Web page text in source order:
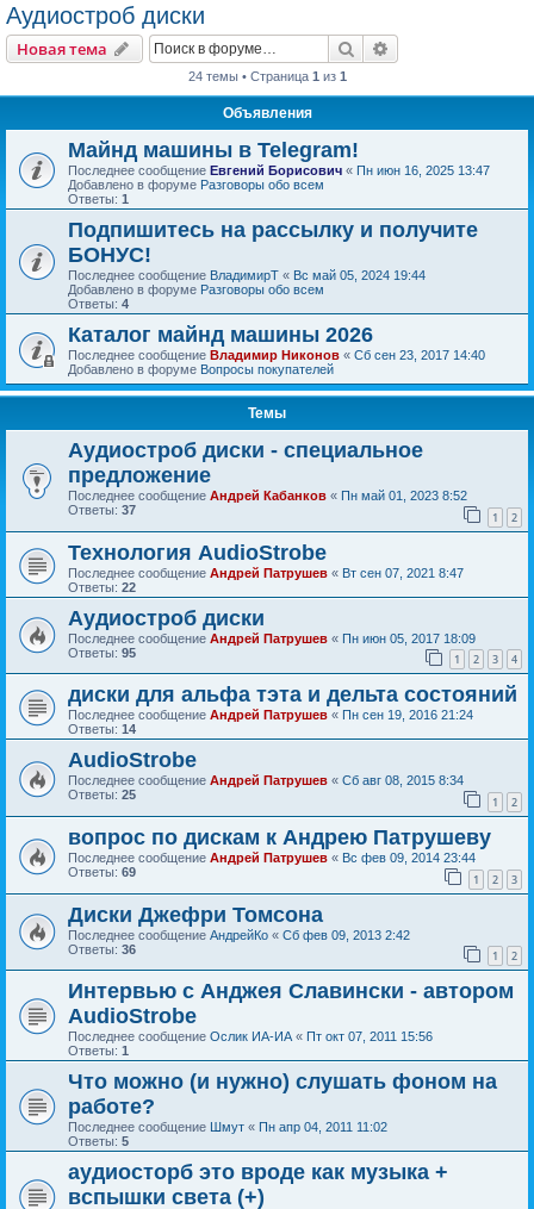
Аудиостроб диски
Новая тема Поиск
24 темы • Страница 1 из 1
Объявления
Майнд машины в Telegram!
Последнее сообщение Евгений Борисович « Пн июн 16, 2025 13:47
Добавлено в форуме Разговоры обо всем
Ответы: 1
Подпишитесь на рассылку и получите
БОНУС!
Последнее сообщение ВладимирТ « Вс май 05, 2024 19:44
Добавлено в форуме Разговоры обо всем
Ответы: 4
Каталог майнд машины 2026
Последнее сообщение Владимир Никонов « Сб сен 23, 2017 14:40
Добавлено в форуме Вопросы покупателей
Темы
Аудиостроб диски - специальное
предложение
Последнее сообщение Андрей Кабанков « Пн май 01, 2023 8:52
Ответы: 37 1 2
Технология AudioStrobe
Последнее сообщение Андрей Патрушев « Вт сен 07, 2021 8:47
Ответы: 22
Аудиостроб диски
Последнее сообщение Андрей Патрушев « Пн июн 05, 2017 18:09
Ответы: 95 1 2 3 4
диски для альфа тэта и дельта состояний
Последнее сообщение Андрей Патрушев « Пн сен 19, 2016 21:24
Ответы: 14
AudioStrobe
Последнее сообщение Андрей Патрушев « Сб авг 08, 2015 8:34
Ответы: 25 1 2
вопрос по дискам к Андрею Патрушеву
Последнее сообщение Андрей Патрушев « Вс фев 09, 2014 23:44
Ответы: 69 1 2 3
Диски Джефри Томсона
Последнее сообщение АндрейКо « Сб фев 09, 2013 2:42
Ответы: 36 1 2
Интервью с Анджея Славински - автором
AudioStrobe
Последнее сообщение Ослик ИА-ИА « Пт окт 07, 2011 15:56
Ответы: 1
Что можно (и нужно) слушать фоном на
работе?
Последнее сообщение Шмут « Пн апр 04, 2011 11:02
Ответы: 5
аудиосторб это вроде как музыка +
вспышки света (+)